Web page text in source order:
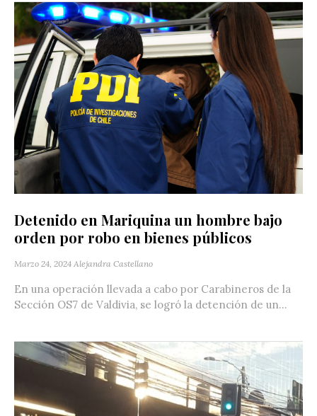
Detenido en Mariquina un hombre bajo
orden por robo en bienes públicos
Marzo 24, 2024 Alejandra Castellano
En una operación llevada a cabo por Carabineros de la
Sección OS7 de Valdivia, se logró la detención de un...